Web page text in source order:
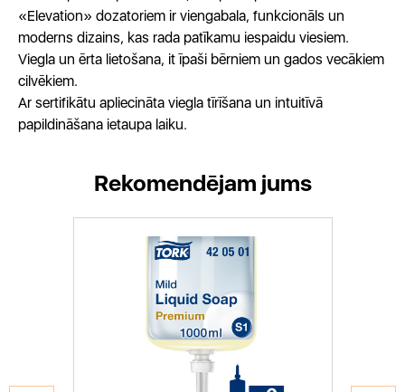
«Elevation» dozatoriem ir viengabala, funkcionāls un
moderns dizains, kas rada patīkamu iespaidu viesiem.
Viegla un ērta lietošana, it īpaši bērniem un gados vecākiem
cilvēkiem.
Ar sertifikātu apliecināta viegla tīrīšana un intuitīvā
papildināšana ietaupa laiku.
Rekomendējam jums